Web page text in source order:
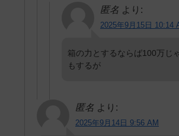
匿名 より:
2025年9月15日 10:14
箱の力とするならば100万じ
もするが
匿名 より:
2025年9月14日 9:56 AM